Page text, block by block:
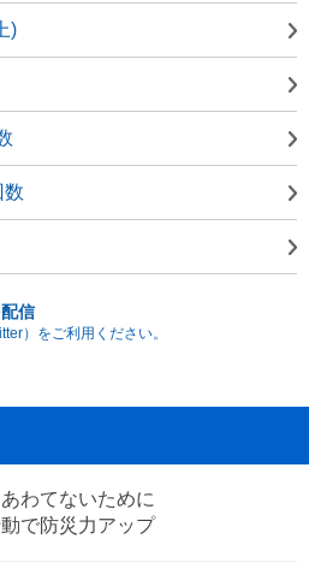
)
数
信
）をご利用ください。
わてないために
で防災力アップ